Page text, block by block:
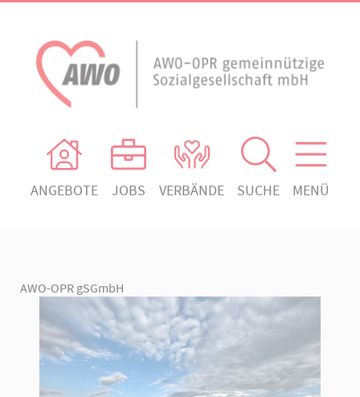
ANGEBOTE JOBS VERBÄNDE SUCHE MENÜ
Ihr Engagement
Kontakt
AWO Ortsverein Neuruppin
AWO Ortsverein Rheinsberg
AWO-OPR gSGmbH